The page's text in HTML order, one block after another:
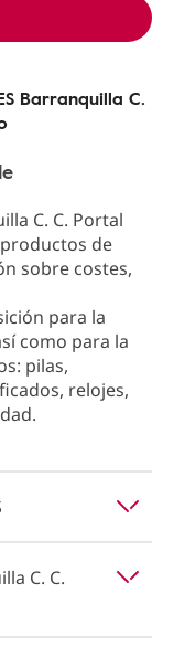
Barranquilla C.
C. C. Portal
de
sobre costes,
para la
como para la
pilas,
relojes,
C. C.